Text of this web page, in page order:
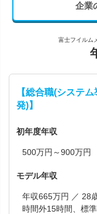
企業
富士フイルム
【総合職(システ
発)】
初年度年収
500万円～900万円
モデル年収
年収665万円 ／ 28歳 導入SE職 経験5年 ／ 扶養家族なし、
時間外15時間、標